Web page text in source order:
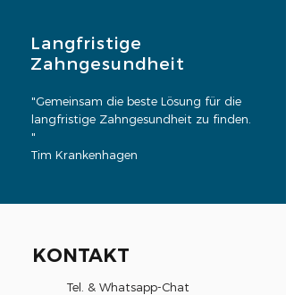
Langfristige
Zahngesundheit
"Gemeinsam die beste Lösung für die
langfristige Zahngesundheit zu finden.
"
Tim Krankenhagen
KONTAKT
Tel. & Whatsapp-Chat